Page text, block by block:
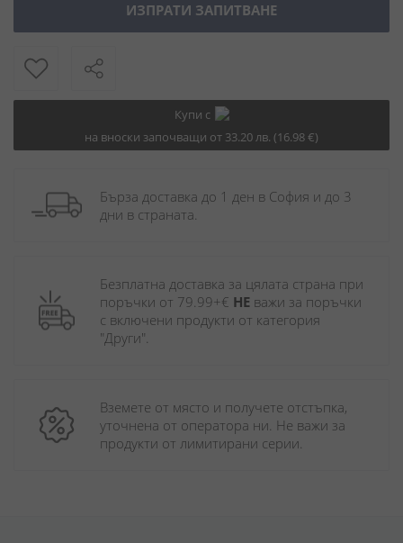
ИЗПРАТИ ЗАПИТВАНЕ
Купи с
на вноски започващи от 33.20 лв. (16.98 €)
Бърза доставка до 1 ден в София и до 3
дни в страната.
Безплатна доставка за цялата страна при
поръчки от 79.99+€ НЕ важи за поръчки
с включени продукти от категория
"Други".
Вземете от място и получете отстъпка,
уточнена от оператора ни. Не важи за
продукти от лимитирани серии.